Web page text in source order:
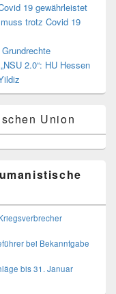
19 gewährleistet
trotz Covid 19
2.0“: HU Hessen
Union
bei Bekanntgabe
bis 31. Januar